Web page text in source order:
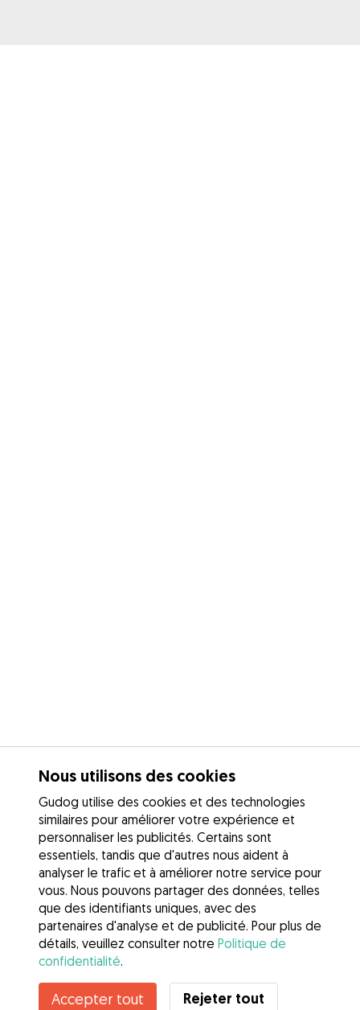
Nous utilisons des cookies
Gudog utilise des cookies et des technologies
similaires pour améliorer votre expérience et
personnaliser les publicités. Certains sont
essentiels, tandis que d'autres nous aident à
analyser le trafic et à améliorer notre service pour
vous. Nous pouvons partager des données, telles
que des identifiants uniques, avec des
partenaires d'analyse et de publicité. Pour plus de
détails, veuillez consulter notre Politique de
confidentialité.
Accepter tout Rejeter tout